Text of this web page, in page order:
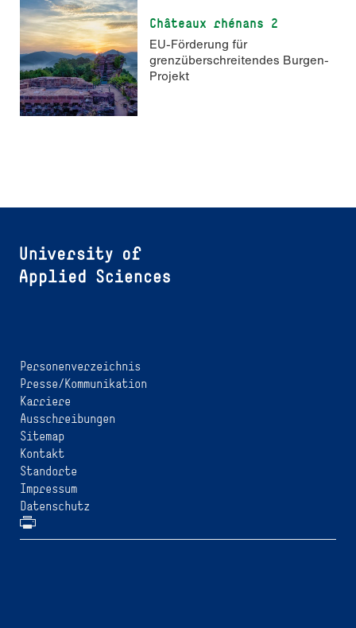
Châteaux rhénans 2
EU-Förderung für
grenzüberschreitendes Burgen-
Projekt
Personenverzeichnis
Presse/Kommunikation
Karriere
Ausschreibungen
Sitemap
Kontakt
Standorte
Impressum
Datenschutz